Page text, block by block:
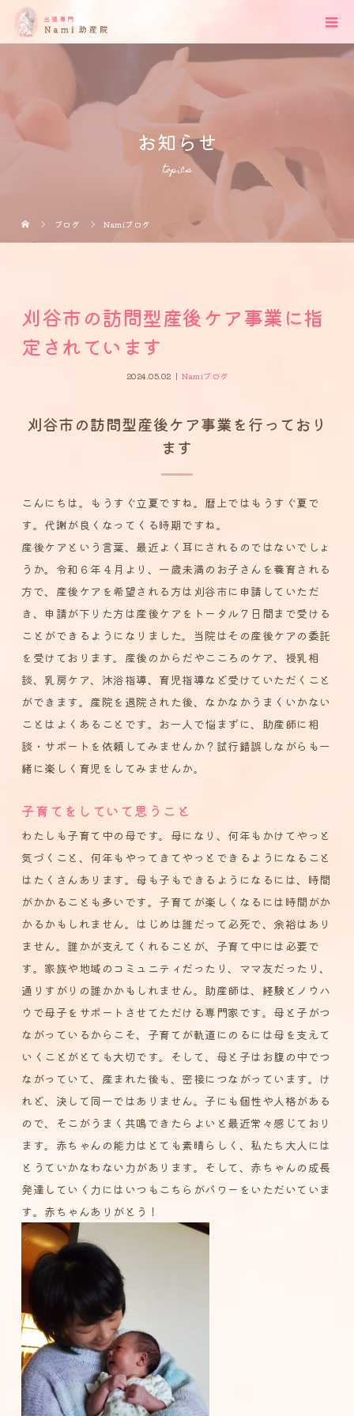
お知らせ
topics
ブログ Namiブログ
刈谷市の訪問型産後ケア事業に指
定されています
2024.05.02 Namiブログ
刈谷市の訪問型産後ケア事業を行っており
ます
こんにちは。もうすぐ立夏ですね。暦上ではもうすぐ夏で
す。代謝が良くなってくる時期ですね。
産後ケアという言葉、最近よく耳にされるのではないでしょ
うか。令和６年４月より、一歳未満のお子さんを養育される
方で、産後ケアを希望される方は刈谷市に申請していただ
き、申請が下りた方は産後ケアをトータル７日間まで受ける
ことができるようになりました。当院はその産後ケアの委託
を受けております。産後のからだやこころのケア、授乳相
談、乳房ケア、沐浴指導、育児指導など受けていただくこと
ができます。産院を退院された後、なかなかうまくいかない
ことはよくあることです。お一人で悩まずに、助産師に相
談・サポートを依頼してみませんか？試行錯誤しながらも一
緒に楽しく育児をしてみませんか。
子育てをしていて思うこと
わたしも子育て中の母です。母になり、何年もかけてやっと
気づくこと、何年もやってきてやっとできるようになること
はたくさんあります。母も子もできるようになるには、時間
がかかることも多いです。子育てが楽しくなるには時間がか
かるかもしれません。はじめは誰だって必死で、余裕はあり
ません。誰かが支えてくれることが、子育て中には必要で
す。家族や地域のコミュニティだったり、ママ友だったり、
通りすがりの誰かかもしれません。助産師は、経験とノウハ
ウで母子をサポートさせてただける専門家です。母と子がつ
ながっているからこそ、子育てが軌道にのるには母を支えて
いくことがとても大切です。そして、母と子はお腹の中でつ
ながっていて、産まれた後も、密接につながっています。け
れど、決して同一ではありません。子にも個性や人格がある
ので、そこがうまく共鳴できたらよいと最近常々感じており
ます。赤ちゃんの能力はとても素晴らしく、私たち大人には
とうていかなわない力があります。そして、赤ちゃんの成長
発達していく力にはいつもこちらがパワーをいただいていま
す。赤ちゃんありがとう！